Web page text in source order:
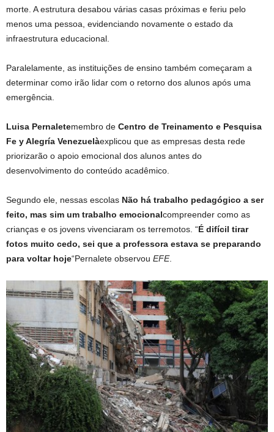
morte. A estrutura desabou várias casas próximas e feriu pelo
menos uma pessoa, evidenciando novamente o estado da
infraestrutura educacional.
Paralelamente, as instituições de ensino também começaram a
determinar como irão lidar com o retorno dos alunos após uma
emergência.
Luisa Pernaletemembro de Centro de Treinamento e Pesquisa
Fe y Alegría Venezuelàexplicou que as empresas desta rede
priorizarão o apoio emocional dos alunos antes do
desenvolvimento do conteúdo acadêmico.
Segundo ele, nessas escolas Não há trabalho pedagógico a ser
feito, mas sim um trabalho emocionalcompreender como as
crianças e os jovens vivenciaram os terremotos. “É difícil tirar
fotos muito cedo, sei que a professora estava se preparando
para voltar hoje“Pernalete observou EFE.